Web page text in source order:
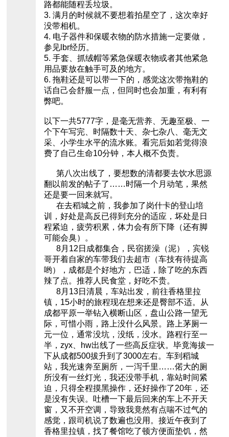
路都能随程丢垃圾。
3. 满月的时候就不要想着拍星空了，这次幸好
没带相机。
4. 电子器件和保暖衣物的防水措施一定要做，
参见lbr经历。
5. 手套、抓绒帽等紧急保暖衣物或者其他紧急
用品要放在触手可及的地方。
6. 拖鞋还是可以带一下的，感觉这次带拖鞋的
话自己会舒服一点，但同时也会加重，有利有
弊吧。
以下一共5777字，是毫无营养、无趣至极、一
个下午写完、时隔数十天、杂七杂八、毫无文
采、小学生水平的流水账。看完后如若觉得浪
费了自己生命10分钟，本人概不负责。
第八次出线了，要想数的清都要去饮水思源
翻以前发的帖子了……时隔一个月动笔，果然
还是要一回来就写。
在去稻城之前，我参加了岗什卡的登山培
训，好处是高反已得到充分的适应，坏处是日
程紧迫，疲劳积累，体力会有所下降（还有脚
可能会臭）。
8月12日成都集合，民宿搓澡（泥），宾锐
哥开着自家的车带我们去超市（车技有待提高
哟），成都是个好地方，巴适，除了吃的东西
辣了点。推荐人民食堂，好吃不贵。
8月13日清晨，车站出发，前往香格里拉
镇，15小时的旅程现在想来还是臀部不适。从
成都平原一举钻入横断山区，盘山公路一望无
际，可惜小雨，路上没什么风景。路上茅厕一
元一位，通常没坑，没纸，没水。路程行至一
半，zyx、hw出线了一些高反症状。毕竟海拔一
下从成都500拔升到了3000左右。车到稻城
站，我光速奔至厕所，一泻千里……偌大的厕
所没有一丝灯光，我还没带手机，靠站时间紧
迫，只得全程摸黑操作，还好操作了20年，还
是没有失误。吐槽一下最后回来的车上不开天
窗，又不开空调，导致我竟然有点喘不过气的
感觉，跟司机说了数遍也没用。接近午夜到了
香格里拉镇，找了餐馆吃了顿方便面垫饥，然